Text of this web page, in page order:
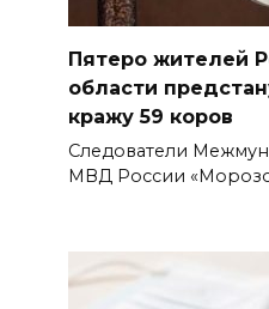
Пятеро жителей
области
кражу 59 коров
Следователи
МВД России